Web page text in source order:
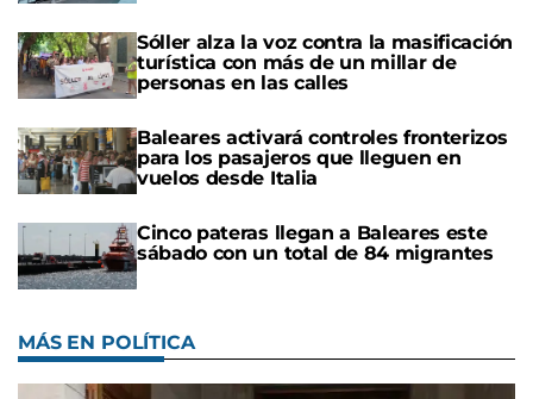
Sóller alza la voz contra la masificación
turística con más de un millar de
personas en las calles
Baleares activará controles fronterizos
para los pasajeros que lleguen en
vuelos desde Italia
Cinco pateras llegan a Baleares este
sábado con un total de 84 migrantes
MÁS EN POLÍTICA